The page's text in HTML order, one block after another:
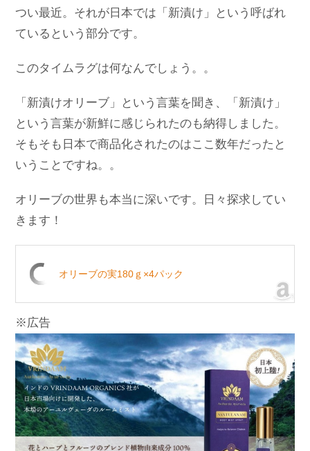
つい最近。それが日本では「新漬け」という呼ばれ
ているという部分です。
このタイムラグは何なんでしょう。。
「新漬けオリーブ」という言葉を聞き、「新漬け」
という言葉が新鮮に感じられたのも納得しました。
そもそも日本で商品化されたのはここ数年だったと
いうことですね。。
オリーブの世界も本当に深いです。日々探求してい
きます！
オリーブの実180ｇ×4パック
※広告